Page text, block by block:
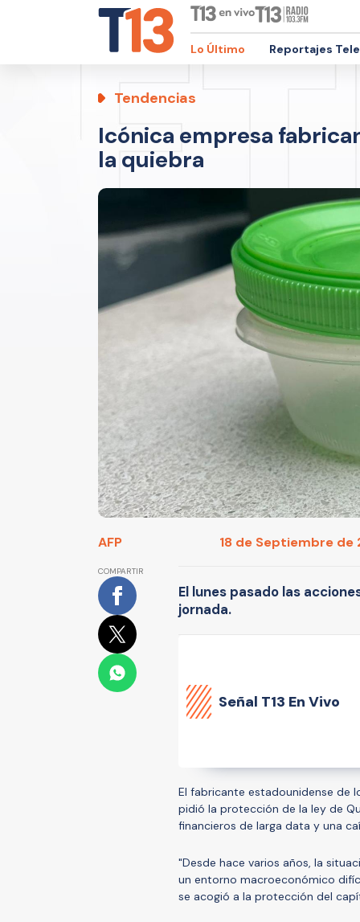
Lo Último Reportajes
Tendencias
Icónica empresa
la quiebra
AFP 18 de Septiembre de
COMPARTIR
El lunes pasado las
jornada.
Señal T13 En Vivo
El fabricante estadounidense de
pidió la protección de la ley de
financieros de larga data y una
"Desde hace varios años, la
un entorno macroeconómico
se acogió a la protección del